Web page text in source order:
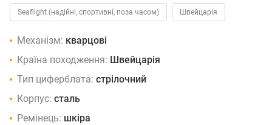
Seaflight (надійні, спортивні, поза часом) Швейцарія
Механізм: кварцові
Країна походження: Швейцарія
Тип циферблата: стрілочний
Корпус: сталь
Ремінець: шкіра